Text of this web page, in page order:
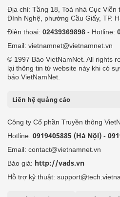
Địa chỉ: Tầng 18, Toà nhà Cục Viễn
Đình Nghệ, phường Cầu Giấy, TP.
Điện thoại: 02439369898 - Hotline:
Email: vietnamnet@vietnamnet.vn
© 1997 Báo VietNamNet. All rights
lại thông tin từ website này khi có
báo VietNamNet.
Liên hệ quảng cáo
Công ty Cổ phần Truyền thông
Hotline: 0919405885 (Hà Nội) -
Email: contact@vietnamnet.vn
Báo giá: http://vads.vn
Hỗ trợ kỹ thuật: